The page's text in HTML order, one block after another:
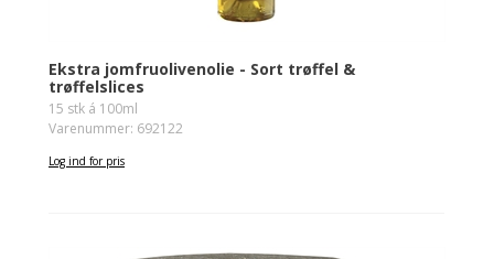
Ekstra jomfruolivenolie - Sort trøffel &
trøffelslices
15 stk á 100ml
Varenummer: 692122
Log ind for pris